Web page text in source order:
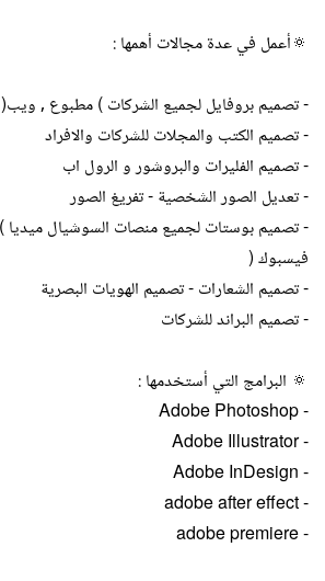
🔅أعمل في عدة مجالات أهمها :
- تصميم بروفايل لجميع الشركات ) مطبوع , ويب(
- تصميم الكتب والمجلات للشركات والافراد
- تصميم الفليرات والبروشور و الرول اب
- تعديل الصور الشخصية - تفريغ الصور
- تصميم بوستات لجميع منصات السوشيال ميديا
فيسبوك (
- تصميم الشعارات - تصميم الهويات البصرية
- تصميم البراند للشركات
🔅 البرامج التي أستخدمها :
- Adobe Photoshop
- Adobe Illustrator
- Adobe InDesign
- adobe after effect
- adobe premiere